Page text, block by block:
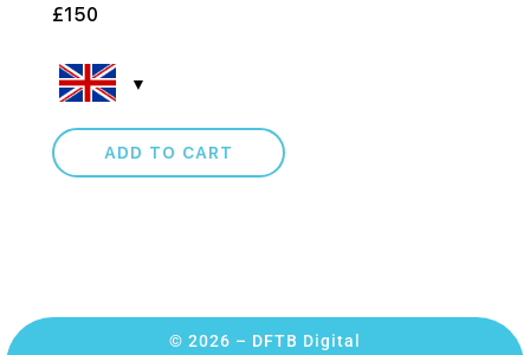
£150
ADD TO CART
© 2026 – DFTB Digital